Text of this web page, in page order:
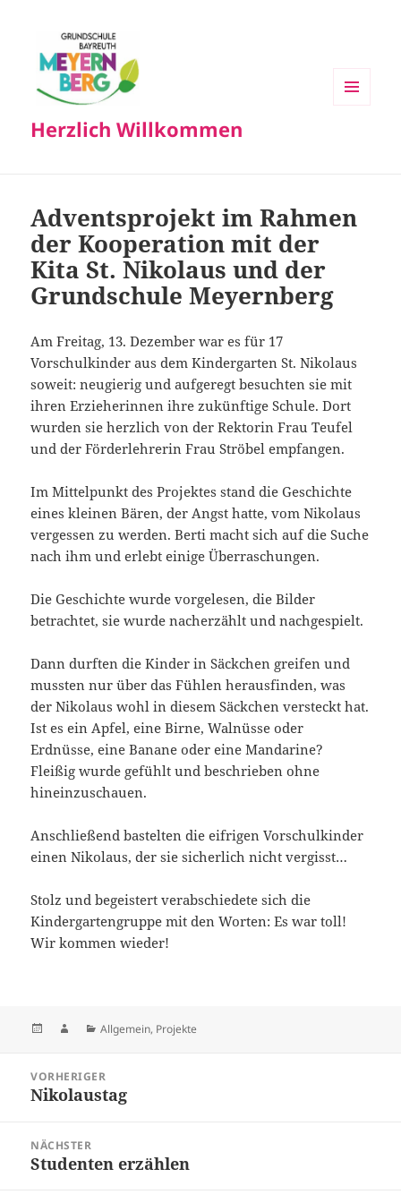
Herzlich Willkommen
Adventsprojekt im Rahmen
der Kooperation mit der
Kita St. Nikolaus und der
Grundschule Meyernberg
Am Freitag, 13. Dezember war es für 17
Vorschulkinder aus dem Kindergarten St. Nikolaus
soweit: neugierig und aufgeregt besuchten sie mit
ihren Erzieherinnen ihre zukünftige Schule. Dort
wurden sie herzlich von der Rektorin Frau Teufel
und der Förderlehrerin Frau Ströbel empfangen.
Im Mittelpunkt des Projektes stand die Geschichte
eines kleinen Bären, der Angst hatte, vom Nikolaus
vergessen zu werden. Berti macht sich auf die Suche
nach ihm und erlebt einige Überraschungen.
Die Geschichte wurde vorgelesen, die Bilder
betrachtet, sie wurde nacherzählt und nachgespielt.
Dann durften die Kinder in Säckchen greifen und
mussten nur über das Fühlen herausfinden, was
der Nikolaus wohl in diesem Säckchen versteckt hat.
Ist es ein Apfel, eine Birne, Walnüsse oder
Erdnüsse, eine Banane oder eine Mandarine?
Fleißig wurde gefühlt und beschrieben ohne
hineinzuschauen.
Anschließend bastelten die eifrigen Vorschulkinder
einen Nikolaus, der sie sicherlich nicht vergisst…
Stolz und begeistert verabschiedete sich die
Kindergartengruppe mit den Worten: Es war toll!
Wir kommen wieder!
Veröffentlicht
AutorKategorien
Allgemein, Projekte
VORHERIGER
Vorheriger
Nikolaustag
NÄCHSTER
Nächster
Studenten erzählen